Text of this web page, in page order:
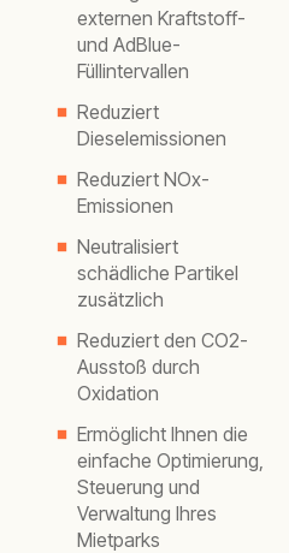
externen Kraftstoff-
und AdBlue-
Füllintervallen
Reduziert
Dieselemissionen
Reduziert NOx-
Emissionen
Neutralisiert
schädliche Partikel
zusätzlich
Reduziert den CO2-
Ausstoß durch
Oxidation
Ermöglicht Ihnen die
einfache Optimierung,
Steuerung und
Verwaltung Ihres
Mietparks